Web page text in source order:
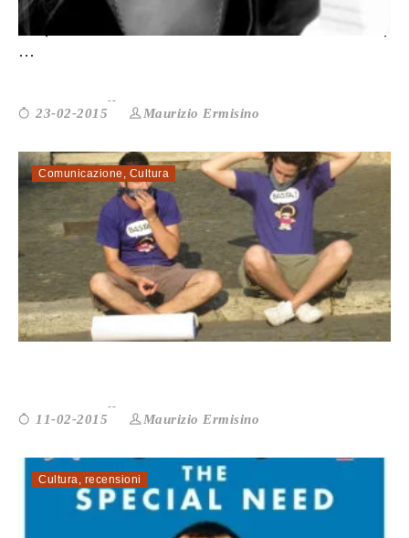
NO, IL DIABETE NON È UNA CONDIZIONE,
...
23-02-2015 Maurizio Ermisino
Comunicazione , Cultura
FREELANCE: SU LA TESTA!
11-02-2015 Maurizio Ermisino
Cultura, recensioni